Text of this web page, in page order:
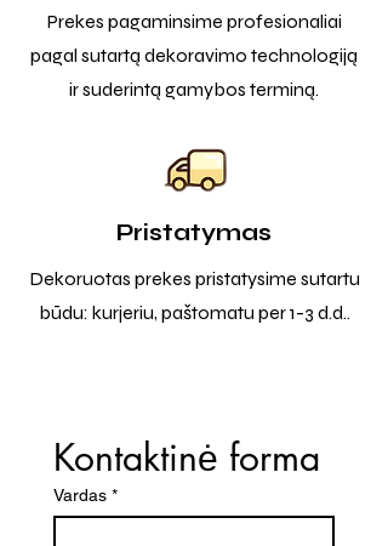
Prekes pagaminsime profesionaliai
pagal sutartą dekoravimo technologiją
ir suderintą gamybos terminą.
Pristatymas
Dekoruotas prekes pristatysime sutartu
būdu: kurjeriu, paštomatu per 1-3 d.d..
Kontaktinė forma
Vardas *